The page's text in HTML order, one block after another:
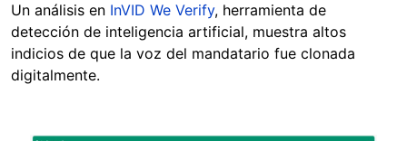
Un análisis en InVID We Verify, herramienta de
detección de inteligencia artificial, muestra altos
indicios de que la voz del mandatario fue clonada
digitalmente.